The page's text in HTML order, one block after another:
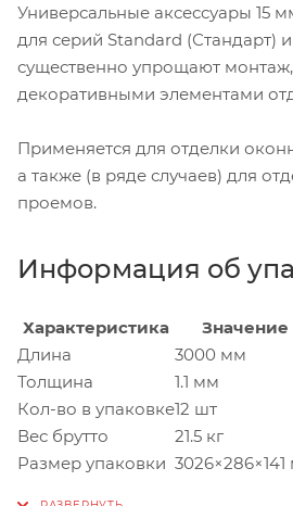
Универсальные аксессуары 15
для серий Standard (Стандарт)
существенно упрощают
декоративными элементами
Применяется для отделки
а также (в ряде случаев) для
проемов.
Информация об
Характеристика
Значение
Длина
3000 мм
Толщина
1.1 мм
Кол-во в упаковке12 шт
Вес брутто
21.5 кг
Размер упаковки